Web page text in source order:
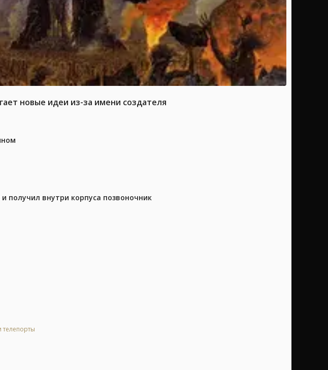
новые идеи из-за имени создателя
получил внутри корпуса позвоночник
телепорты